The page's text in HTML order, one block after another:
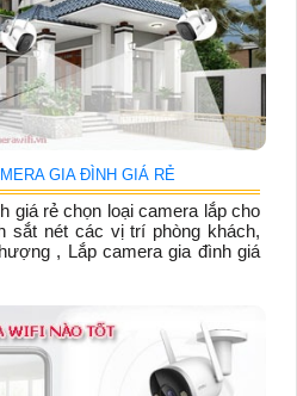
GIA ĐÌNH GIÁ RẺ
giá rẻ chọn loại camera lắp cho
sắt nét các vị trí phòng khách,
, Lắp camera gia đình giá